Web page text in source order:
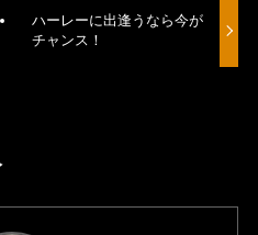
ハーレーに出逢うなら今が
チャンス！